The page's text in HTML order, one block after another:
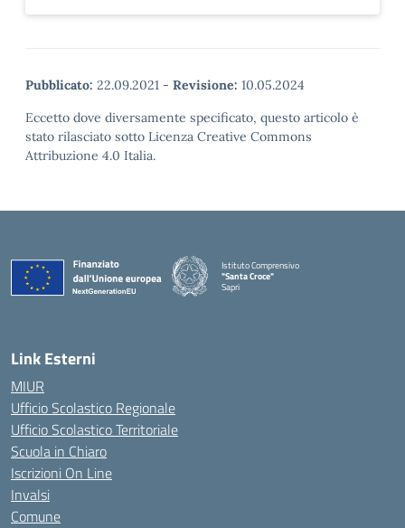
Pubblicato: 22.09.2021 - Revisione: 10.05.2024
Eccetto dove diversamente specificato, questo articolo è
stato rilasciato sotto Licenza Creative Commons
Attribuzione 4.0 Italia.
Istituto Comprensivo
"Santa Croce"
Sapri
— Visita la pagina iniziale della scuola
Link Esterni
MIUR
Ufficio Scolastico Regionale
Ufficio Scolastico Territoriale
Scuola in Chiaro
Iscrizioni On Line
Invalsi
Comune